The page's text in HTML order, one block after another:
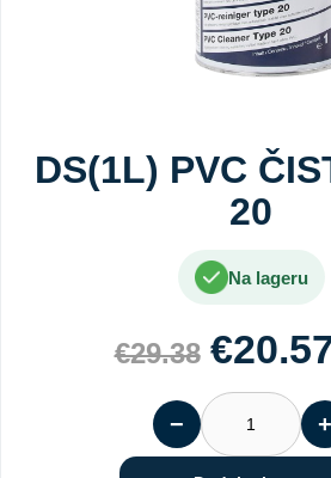
DS(1L) PVC
20
Na lageru
€29.38
− +